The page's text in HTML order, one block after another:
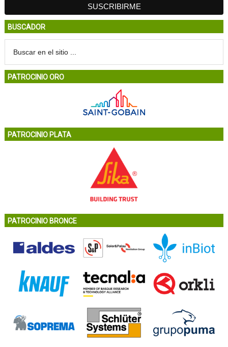
BUSCADOR
PATROCINIO ORO
PATROCINIO PLATA
PATROCINIO BRONCE